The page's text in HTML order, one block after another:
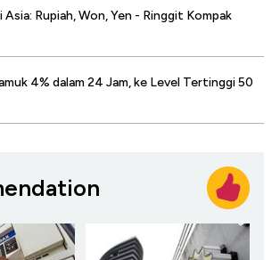
Asia: Rupiah, Won, Yen - Ringgit Kompak
4% dalam 24 Jam, ke Level Tertinggi 50